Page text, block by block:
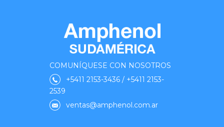
COMUNÍQUESE CON NOSOTROS
+5411 2153-3436 / +5411 2153-
2539
ventas@amphenol.com.ar